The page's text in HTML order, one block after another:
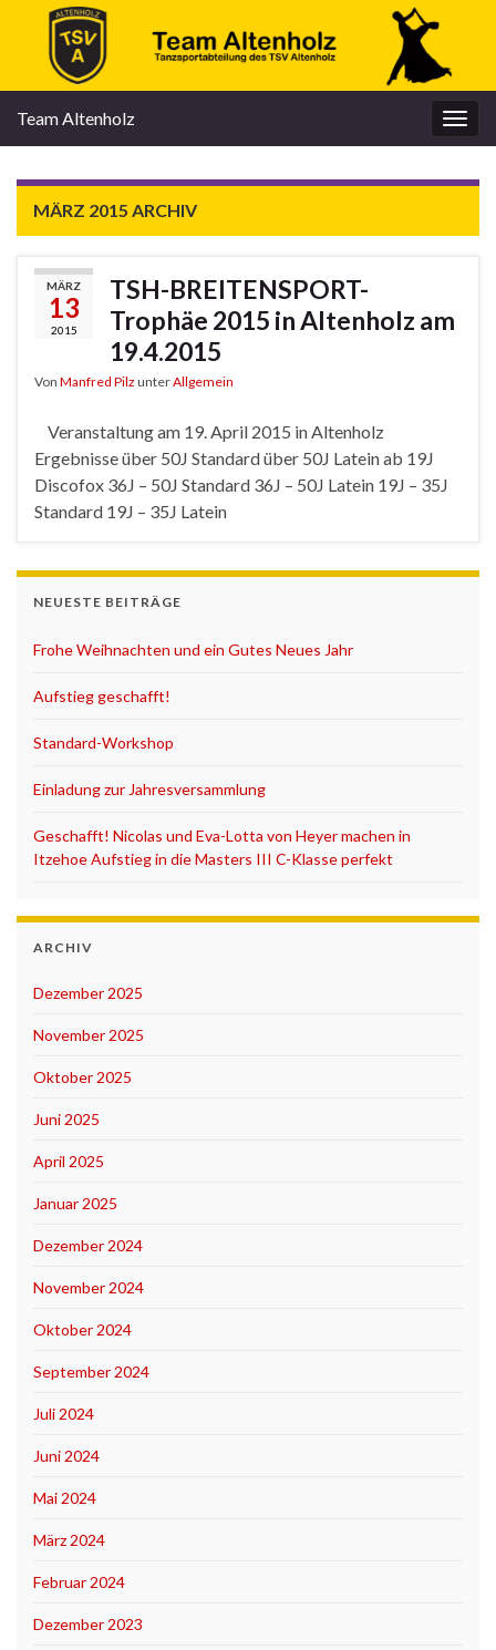
Team Altenholz
MÄRZ 2015 ARCHIV
MÄRZ
13
2015
TSH-BREITENSPORT-
Trophäe 2015 in Altenholz am
19.4.2015
Von Manfred Pilz unterAllgemein
Veranstaltung am 19. April 2015 in Altenholz
Ergebnisse über 50J Standard über 50J Latein ab 19J
Discofox 36J – 50J Standard 36J – 50J Latein 19J – 35J
Standard 19J – 35J Latein
NEUESTE BEITRÄGE
Frohe Weihnachten und ein Gutes Neues Jahr
Aufstieg geschafft!
Standard-Workshop
Einladung zur Jahresversammlung
Geschafft! Nicolas und Eva-Lotta von Heyer machen in
Itzehoe Aufstieg in die Masters III C-Klasse perfekt
ARCHIV
Dezember 2025
November 2025
Oktober 2025
Juni 2025
April 2025
Januar 2025
Dezember 2024
November 2024
Oktober 2024
September 2024
Juli 2024
Juni 2024
Mai 2024
März 2024
Februar 2024
Dezember 2023